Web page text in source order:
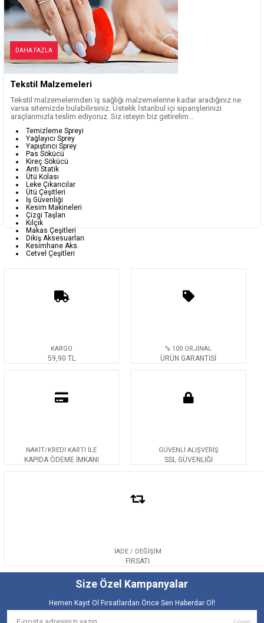
DAHA FAZLA
Tekstil Malzemeleri
Tekstil malzemelerinden iş sağlığı malzemelerine kadar aradığınız ne
varsa sitemizde bulabilirsiniz. Üstelik İstanbul içi siparişlerinizi
araçlarımızla teslim ediyoruz. Siz isteyin biz getirelim...
Temizleme Spreyi
Yağlayıcı Sprey
Yapıştırıcı Sprey
Pas Sökücü
Kireç Sökücü
Anti Statik
Ütü Kolası
Leke Çıkarıcılar
Ütü Çeşitleri
İş Güvenliği
Kesim Makineleri
Çizgi Taşları
Kılçık
Makas Çeşitleri
Dikiş Aksesuarları
Kesimhane Aks.
Cetvel Çeşitleri
KARGO
59,90 TL
% 100 ORJİNAL
ÜRÜN GARANTİSİ
NAKİT/KREDİ KARTI İLE
KAPIDA ÖDEME İMKANI
GÜVENLİ ALIŞVERİŞ
SSL GÜVENLİĞİ
İADE / DEĞİŞİM
FIRSATI
Size Özel Kampanyalar
Hemen Kayıt Ol Fırsatlardan Önce Sen Haberdar Ol!
Gönder